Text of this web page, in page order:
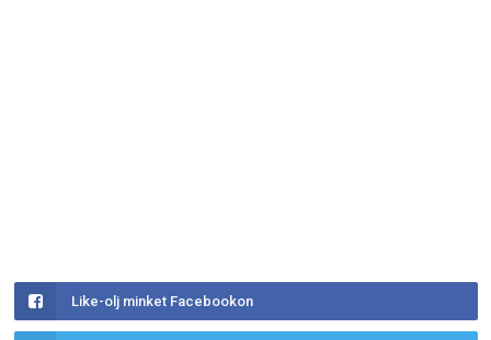
Like-olj minket Facebookon